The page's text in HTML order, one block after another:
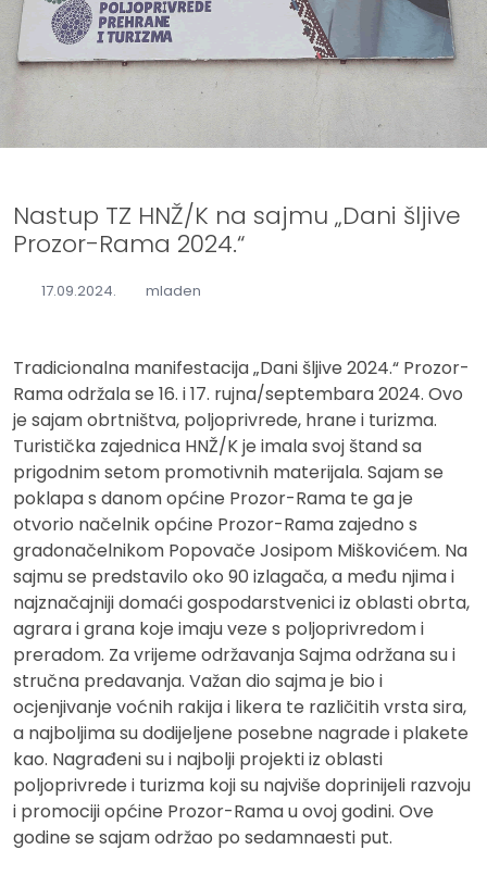
Nastup TZ HNŽ/K na sajmu „Dani šljive
Prozor-Rama 2024.“
17.09.2024. mladen
Tradicionalna manifestacija „Dani šljive 2024.“ Prozor-
Rama održala se 16. i 17. rujna/septembara 2024. Ovo
je sajam obrtništva, poljoprivrede, hrane i turizma.
Turistička zajednica HNŽ/K je imala svoj štand sa
prigodnim setom promotivnih materijala. Sajam se
poklapa s danom općine Prozor-Rama te ga je
otvorio načelnik općine Prozor-Rama zajedno s
gradonačelnikom Popovače Josipom Miškovićem. Na
sajmu se predstavilo oko 90 izlagača, a među njima i
najznačajniji domaći gospodarstvenici iz oblasti obrta,
agrara i grana koje imaju veze s poljoprivredom i
preradom. Za vrijeme održavanja Sajma održana su i
stručna predavanja. Važan dio sajma je bio i
ocjenjivanje voćnih rakija i likera te različitih vrsta sira,
a najboljima su dodijeljene posebne nagrade i plakete
kao. Nagrađeni su i najbolji projekti iz oblasti
poljoprivrede i turizma koji su najviše doprinijeli razvoju
i promociji općine Prozor-Rama u ovoj godini. Ove
godine se sajam održao po sedamnaesti put.